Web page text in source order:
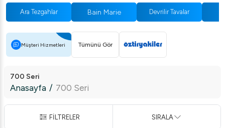
Ara Tezgahlar Bain Marie Devrilir Tavalar
Müşteri Hizmetleri Tümünü Gör
700 Seri
Anasayfa / 700 Seri
FİLTRELER SIRALA